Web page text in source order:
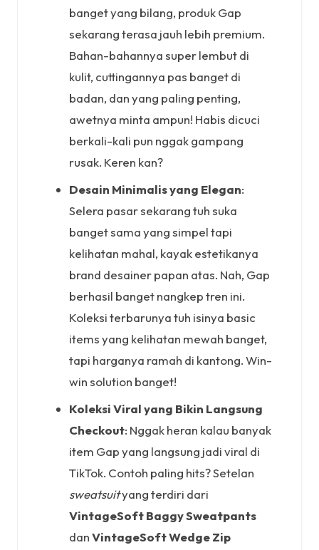
banget yang bilang, produk Gap
sekarang terasa jauh lebih premium.
Bahan-bahannya super lembut di
kulit, cuttingannya pas banget di
badan, dan yang paling penting,
awetnya minta ampun! Habis dicuci
berkali-kali pun nggak gampang
rusak. Keren kan?
Desain Minimalis yang Elegan:
Selera pasar sekarang tuh suka
banget sama yang simpel tapi
kelihatan mahal, kayak estetikanya
brand desainer papan atas. Nah, Gap
berhasil banget nangkep tren ini.
Koleksi terbarunya tuh isinya basic
items yang kelihatan mewah banget,
tapi harganya ramah di kantong. Win-
win solution banget!
Koleksi Viral yang Bikin Langsung
Checkout: Nggak heran kalau banyak
item Gap yang langsung jadi viral di
TikTok. Contoh paling hits? Setelan
sweatsuityang terdiri dari
VintageSoft Baggy Sweatpants
danVintageSoft Wedge Zip